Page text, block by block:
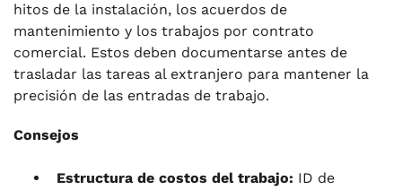
hitos de la instalación, los acuerdos de
mantenimiento y los trabajos por contrato
comercial. Estos deben documentarse antes de
trasladar las tareas al extranjero para mantener la
precisión de las entradas de trabajo.
Consejos
Estructura de costos del trabajo: ID de